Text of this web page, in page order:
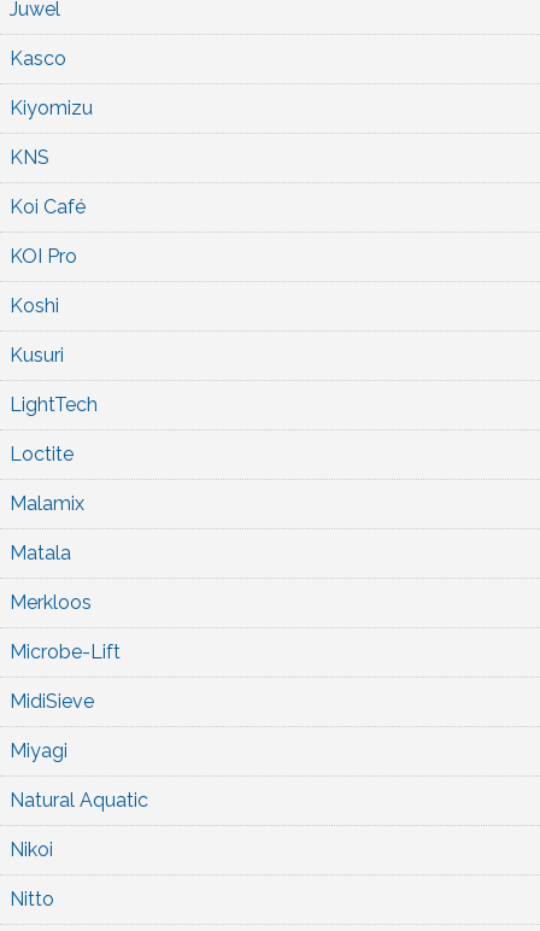
Juwel
Kasco
Kiyomizu
KNS
Koi Café
KOI Pro
Koshi
Kusuri
LightTech
Loctite
Malamix
Matala
Merkloos
Microbe-Lift
MidiSieve
Miyagi
Natural Aquatic
Nikoi
Nitto